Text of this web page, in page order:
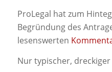
ProLegal hat zum
Begründung des
lesenswerten
Nur typischer,